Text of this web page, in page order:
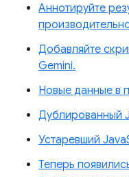
Аннотируйте
Добавляйте
Gemini.
Новые данные в
Дублированный
Устаревший
Теперь